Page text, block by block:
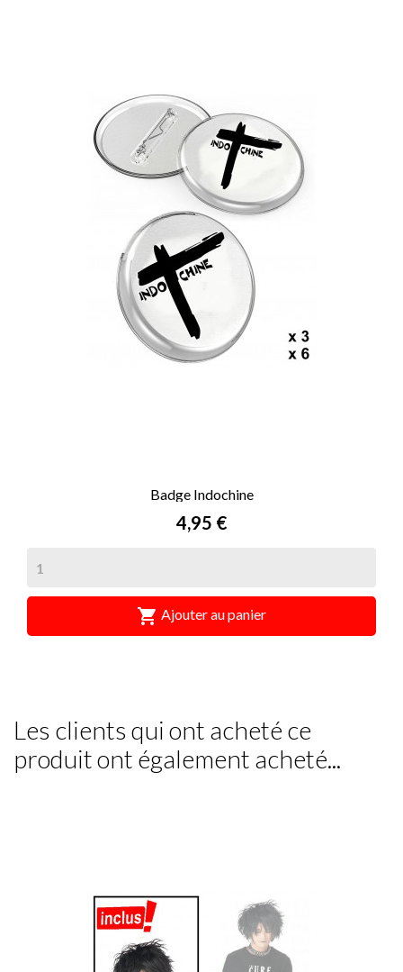
Badge Indochine
Prix
4,95 €
 Ajouter au panier
Les clients qui ont acheté ce
produit ont également acheté...